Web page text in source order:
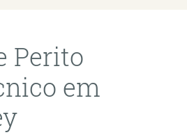
Perito
em